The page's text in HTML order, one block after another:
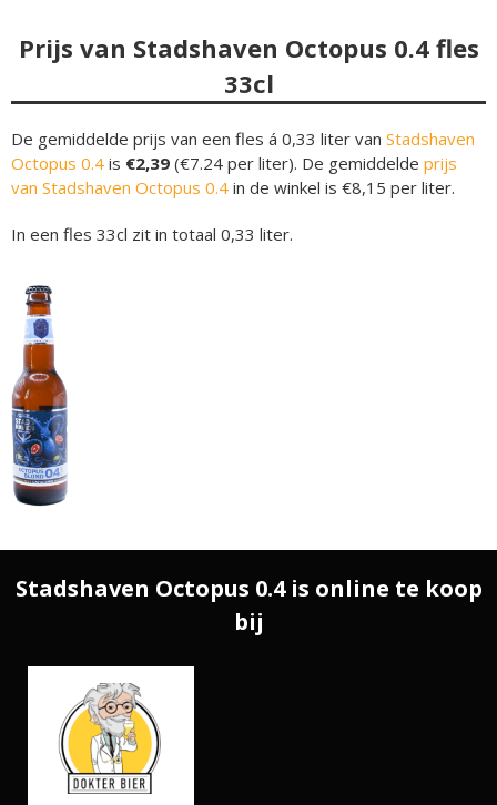
Prijs van Stadshaven Octopus 0.4 fles
33cl
De gemiddelde prijs van een fles á 0,33 liter van Stadshaven
Octopus 0.4 is €2,39 (€7.24 per liter). De gemiddelde prijs
van Stadshaven Octopus 0.4 in de winkel is €8,15 per liter.
In een fles 33cl zit in totaal 0,33 liter.
Stadshaven Octopus 0.4 is online te koop
bij